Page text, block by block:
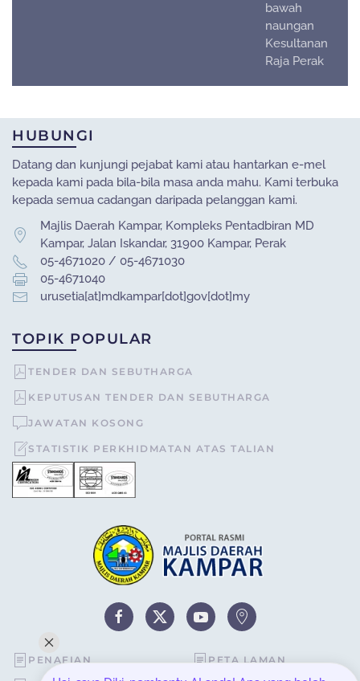
bawah
naungan
Kesultanan
Raja Perak
HUBUNGI
Datang dan kunjungi pejabat kami atau hantarkan e-mel
kepada kami pada bila-bila masa anda mahu. Kami terbuka
kepada semua cadangan daripada pelanggan kami.
Majlis Daerah Kampar, Kompleks Pentadbiran MD
Kampar, Jalan Iskandar, 31900 Kampar, Perak
05-4671020 / 05-4671030
05-4671040
urusetia[at]mdkampar[dot]gov[dot]my
TOPIK POPULAR
TENDER DAN SEBUTHARGA
KEPUTUSAN TENDER DAN SEBUTHARGA
JAWATAN KOSONG
STATISTIK PERKHIDMATAN ATAS TALIAN
PENAFIAN PETA LAMAN